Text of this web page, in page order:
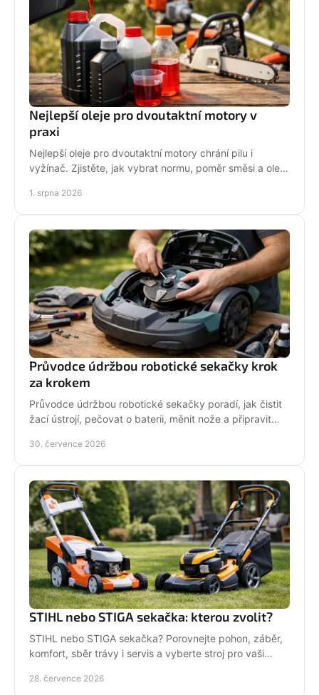
Nejlepší oleje pro dvoutaktní motory v
praxi
Nejlepší oleje pro dvoutaktní motory chrání pilu i
vyžínač. Zjistěte, jak vybrat normu, poměr směsi a olej
1. srpna 2026
Průvodce údržbou robotické sekačky krok
za krokem
Průvodce údržbou robotické sekačky poradí, jak čistit
žací ústrojí, pečovat o baterii, měnit nože a připravit
30. července 2026
STIHL nebo STIGA sekačka: kterou zvolit?
STIHL nebo STIGA sekačka? Porovnejte pohon, záběr,
komfort, sběr trávy i servis a vyberte stroj pro vaši
28. července 2026